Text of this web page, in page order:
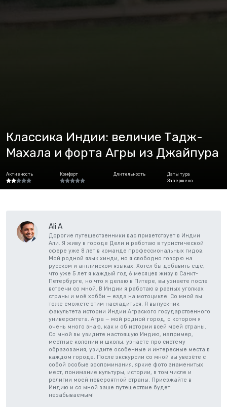
Классика Индии: величие Тадж-
Махала и форта Агры из Джайпура
Активность Комфорт Длительность
Даты тура
Завершено
Ali A
Дорогие путешественники вас приветствует в Индии
Али. Я живу в городе Дели и работаю в туристической
сфере уже 8 лет в команде профессиональных гидов.
Мой родной язык хинди, но я свободно говорю на
русском и английском языках. Хотел бы добавить ещё,
что уже 5 лет я каждый год 6 месяцев живу в Санкт-
Петербурге, но что я делаю в Питере, вы узнаете после
встречи со мной. В Индии я работаю в разных уголках
страны и моё хобби — езда на мотоцикле. Со мной вы
тоже сможете этим насладиться. Я выпускник
факультета истории Индии Аграского государственного
университета. Агра — мой родной город, о котором я
очень много знаю, как и об истории всей моей страны.
Со мной вы увидите настоящую Индию, например,
местные колонии и школы, узнаете про систему
образования, увидите особенные и интересные места в
каждом городе. После экскурсии со мной вы увезёте с
собой особые воспоминания, яркие фото знаменитых
мест, понимание культуры, истории, в том числе и
религии моей невероятной страны. Приезжайте в
Индию и со мной ваше путешествие будет
незабываемым!